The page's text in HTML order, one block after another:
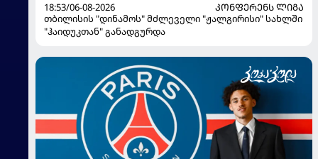
18:53/06-08-2026
ᲙᲝᲜᲤᲔᲠᲔᲜᲡ ᲚᲘᲒᲐ
თბილისის "დინამოს" მძლეველი "ჟალგირისი" სახლში
"ჰაიდუკთან" განადგურდა